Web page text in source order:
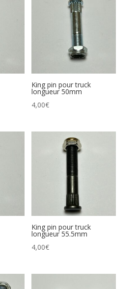
King pin pour truck
longueur 50mm
4,00€
King pin pour truck
longueur 55.5mm
4,00€